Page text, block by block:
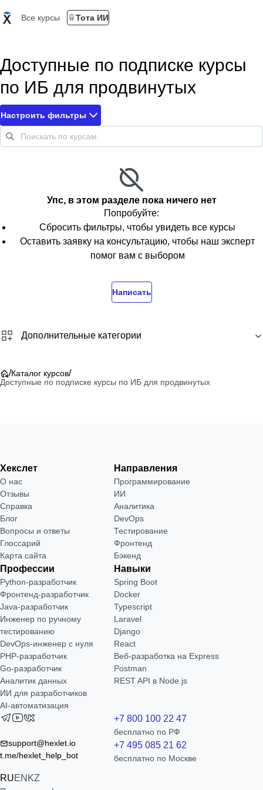
Все курсы Тота ИИ
Доступные по подписке курсы
по ИБ для продвинутых
Настроить фильтры
Упс, в этом разделе пока ничего нет
Попробуйте:
Сбросить фильтры, чтобы увидеть все курсы
Оставить заявку на консультацию, чтобы наш эксперт
помог вам с выбором
Написать
Дополнительные категории
/Каталог курсов/
Доступные по подписке курсы по ИБ для продвинутых
Хекслет
О нас
Отзывы
Справка
Блог
Вопросы и ответы
Глоссарий
Карта сайта
Направления
Программирование
ИИ
Аналитика
DevOps
Тестирование
Фронтенд
Бэкенд
Профессии
Python-разработчик
Фронтенд-разработчик
Java-разработчик
Инженер по ручному
тестированию
DevOps-инженер с нуля
РНР-разработчик
Go-разработчик
Аналитик данных
ИИ для разработчиков
AI-автоматизация
Навыки
Spring Boot
Docker
Typescript
Laravel
Django
React
Веб-разработка на Express
Postman
REST API в Node.js
support@hexlet.io
t.me/hexlet_help_bot
RUEN KZ
+7 800 100 22 47
бесплатно по РФ
+7 495 085 21 62
бесплатно по Москве